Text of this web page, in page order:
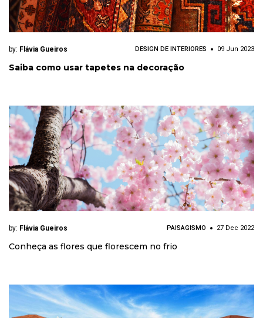
by: Flávia Gueiros DESIGN DE INTERIORES 09 Jun 2023
Saiba como usar tapetes na decoração
by: Flávia Gueiros PAISAGISMO 27 Dec 2022
Conheça as flores que florescem no frio